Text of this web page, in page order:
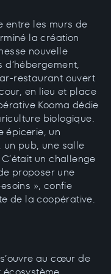
entre les murs de
la création
nouvelle
restaurant ouvert
en lieu et place
Kooma dédie
biologique.
épicerie, un
pub, une salle
un challenge
proposer une
», confie
de la coopérative.
au cœur de